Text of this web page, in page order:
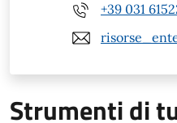
+39 031
Strumenti di